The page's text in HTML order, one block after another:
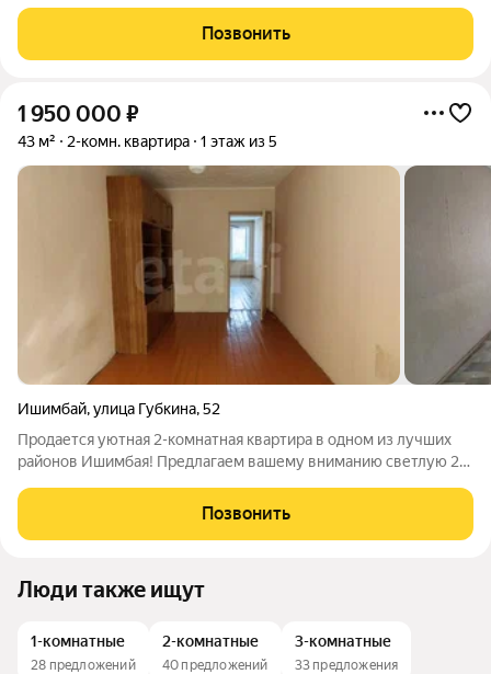
инфраструктурой (рядом школа, детский сад, магазины,
остановки общественного
Позвонить
1 950 000 ₽
43 м² 2-комн. квартира 1 этаж из 5
Ишимбай,улица Губкина,52
Продается уютная 2-комнатная квартира в одном из лучших
районов Ишимбая! Предлагаем вашему вниманию светлую 2-
дома по одной из центральных улиц города. Удобное
Позвонить
Люди также ищут
1-комнатные
28 предложений
2-комнатные
40 предложений
3-комнатные
33 предложения